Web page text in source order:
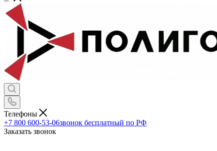
Телефоны
+7 800 600-53-06звонок бесплатный по РФ
Заказать звонок